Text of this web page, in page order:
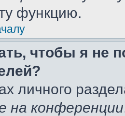
функцию.
чтобы я не
личного
на конференции